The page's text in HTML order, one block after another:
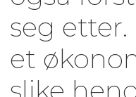
seg
et